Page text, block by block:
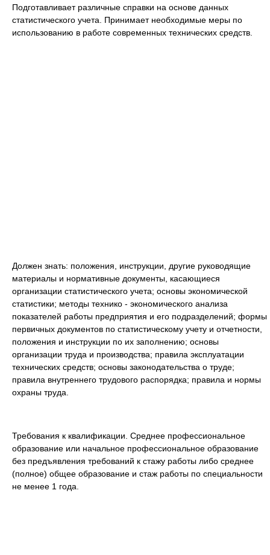
Подготавливает различные справки на основе данных
статистического учета. Принимает необходимые меры по
использованию в работе современных технических средств.
Должен знать: положения, инструкции, другие руководящие
материалы и нормативные документы, касающиеся
организации статистического учета; основы экономической
статистики; методы технико - экономического анализа
показателей работы предприятия и его подразделений; формы
первичных документов по статистическому учету и отчетности,
положения и инструкции по их заполнению; основы
организации труда и производства; правила эксплуатации
технических средств; основы законодательства о труде;
правила внутреннего трудового распорядка; правила и нормы
охраны труда.
Требования к квалификации. Среднее профессиональное
образование или начальное профессиональное образование
без предъявления требований к стажу работы либо среднее
(полное) общее образование и стаж работы по специальности
не менее 1 года.